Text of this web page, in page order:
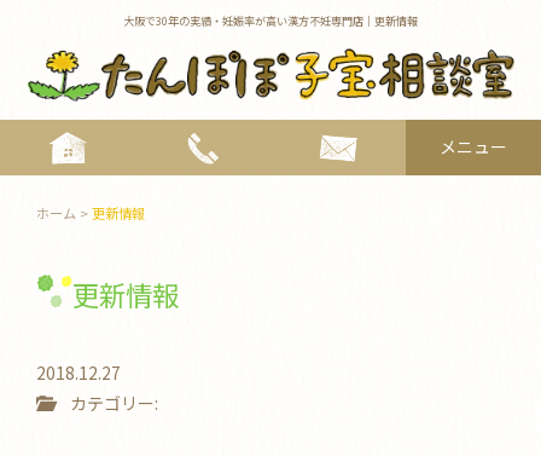
大阪で30年の実績・妊娠率が高い漢方不妊専門店｜更新情報
メニュー
ホーム >更新情報
更新情報
2018.12.27
カテゴリー: